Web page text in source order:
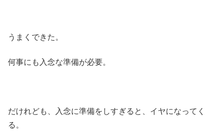
うまくできた。
何事にも入念な準備が必要。
だけれども、入念に準備をしすぎると、イヤになってく
る。